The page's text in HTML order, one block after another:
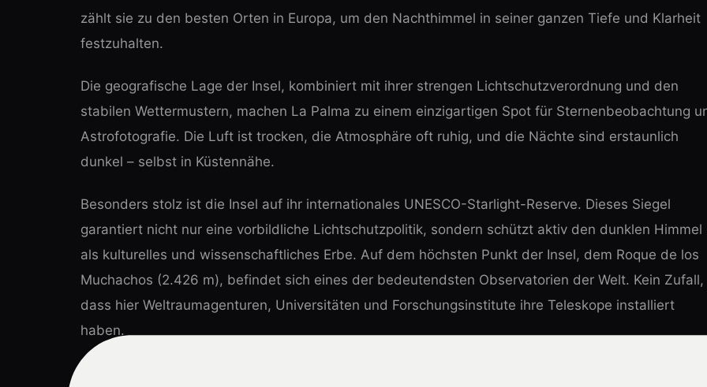
zählt sie zu den besten Orten in Europa, um den Nachthimmel in seiner ganzen Tiefe und Klarheit
festzuhalten.
Die geografische Lage der Insel, kombiniert mit ihrer strengen Lichtschutzverordnung und den
stabilen Wettermustern, machen La Palma zu einem einzigartigen Spot für Sternenbeobachtung
Astrofotografie. Die Luft ist trocken, die Atmosphäre oft ruhig, und die Nächte sind erstaunlich
dunkel – selbst in Küstennähe.
Besonders stolz ist die Insel auf ihr internationales UNESCO-Starlight-Reserve. Dieses Siegel
garantiert nicht nur eine vorbildliche Lichtschutzpolitik, sondern schützt aktiv den dunklen Himmel
als kulturelles und wissenschaftliches Erbe. Auf dem höchsten Punkt der Insel, dem Roque de los
Muchachos (2.426 m), befindet sich eines der bedeutendsten Observatorien der Welt. Kein Zufall,
dass hier Weltraumagenturen, Universitäten und Forschungsinstitute ihre Teleskope installiert
haben.